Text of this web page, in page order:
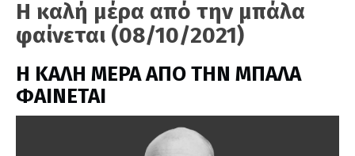
Η καλή μέρα από την μπάλα
φαίνεται (08/10/2021)
H ΚΑΛΗ ΜΕΡΑ ΑΠΟ ΤΗΝ ΜΠΑΛΑ
ΦΑΙΝΕΤΑΙ